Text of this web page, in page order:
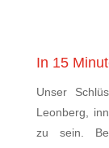
In 15
Unser
Leonberg,
zu sein. Bei